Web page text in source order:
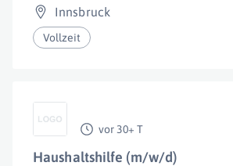
Innsbruck
Vollzeit
vor 30+ T
Haushaltshilfe (m/w/d)